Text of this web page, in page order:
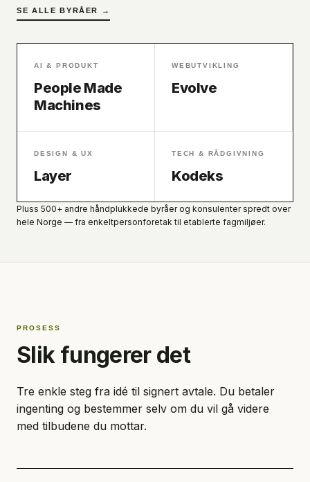
SE ALLE BYRÅER →
AI & PRODUKT
People Made
Machines
WEBUTVIKLING
Evolve
DESIGN & UX
Layer
TECH & RÅDGIVNING
Kodeks
Pluss 500+ andre håndplukkede byråer og konsulenter spredt over
hele Norge — fra enkeltpersonforetak til etablerte fagmiljøer.
PROSESS
Slik fungerer det
Tre enkle steg fra idé til signert avtale. Du betaler
ingenting og bestemmer selv om du vil gå videre
med tilbudene du mottar.